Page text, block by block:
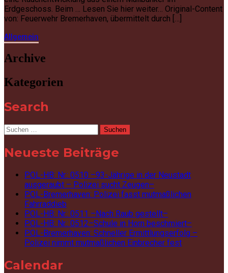
Erdgeschoss. Beim … Lesen Sie hier weiter… Original-Content
von: Feuerwehr Bremerhaven, übermittelt durch […]
Allgemein
Archive
Kategorien
Search
Suchen
Neueste Beiträge
POL-HB: Nr.: 0510 –93-Jährige in der Neustadt
ausgeraubt – Polizei sucht Zeugen–
POL-Bremerhaven: Polizei fasst mutmaßlichen
Fahrraddieb
POL-HB: Nr.: 0511 –Nach Raub gestellt–
POL-HB: Nr.: 0512–Schule in Horn beschmiert–
POL-Bremerhaven: Schneller Ermittlungserfolg –
Polizei nimmt mutmaßlichen Einbrecher fest
Calendar